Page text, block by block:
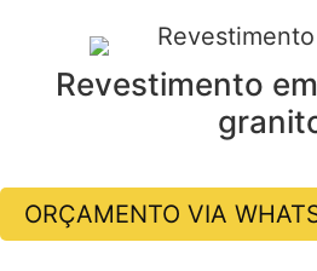
Revestimento
ORÇAMENTO VIA